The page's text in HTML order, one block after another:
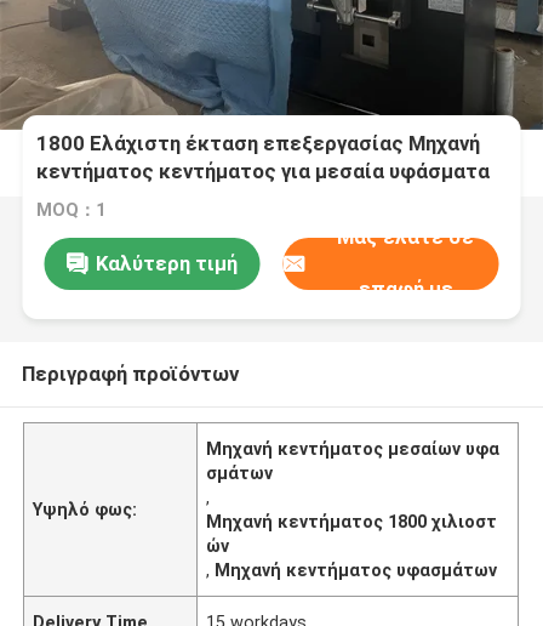
1800 Ελάχιστη έκταση επεξεργασίας Μηχανή
κεντήματος κεντήματος για μεσαία υφάσματα
MOQ：1
Καλύτερη τιμή
Μας ελάτε σε
επαφή με
Περιγραφή προϊόντων
Υψηλό φως:
Μηχανή κεντήματος μεσαίων υφα
σμάτων
,
Μηχανή κεντήματος 1800 χιλιοστ
ών
, Μηχανή κεντήματος υφασμάτων
Delivery Time 15 workdays